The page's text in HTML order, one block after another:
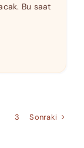
Bu saat
3 Sonraki